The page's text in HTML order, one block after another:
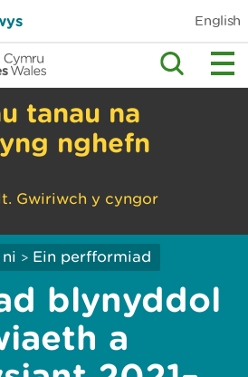
English
tanau na
nghefn
Gwiriwch y cyngor
> Ein perfformiad
blynyddol
a